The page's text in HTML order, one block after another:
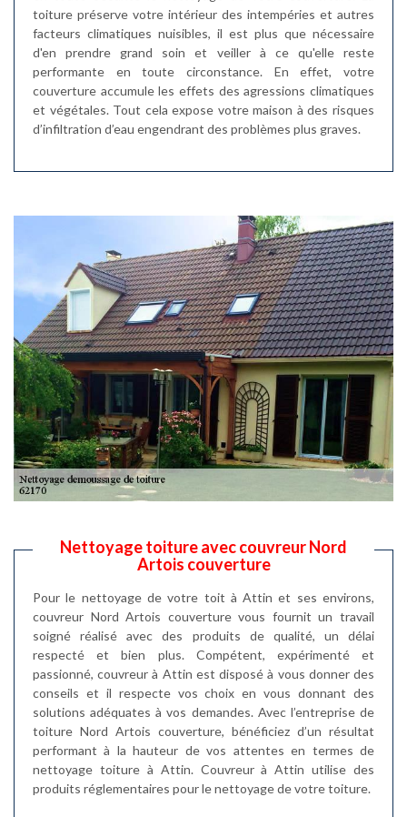
toiture préserve votre intérieur des intempéries et autres
facteurs climatiques nuisibles, il est plus que nécessaire
d'en prendre grand soin et veiller à ce qu'elle reste
performante en toute circonstance. En effet, votre
couverture accumule les effets des agressions climatiques
et végétales. Tout cela expose votre maison à des risques
d’infiltration d’eau engendrant des problèmes plus graves.
Nettoyage toiture avec couvreur Nord
Artois couverture
Pour le nettoyage de votre toit à Attin et ses environs,
couvreur Nord Artois couverture vous fournit un travail
soigné réalisé avec des produits de qualité, un délai
respecté et bien plus. Compétent, expérimenté et
passionné, couvreur à Attin est disposé à vous donner des
conseils et il respecte vos choix en vous donnant des
solutions adéquates à vos demandes. Avec l’entreprise de
toiture Nord Artois couverture, bénéficiez d’un résultat
performant à la hauteur de vos attentes en termes de
nettoyage toiture à Attin. Couvreur à Attin utilise des
produits réglementaires pour le nettoyage de votre toiture.